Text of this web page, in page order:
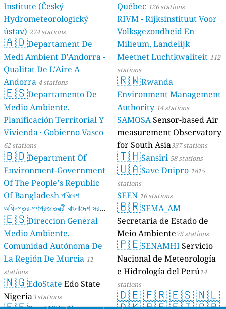
Institute (Český
Hydrometeorologický
ústav) 274 stations
🇦🇩Departament De
Medi Ambient D'Andorra -
Qualitat De L'Aire A
Andorra 4 stations
🇪🇸Departamento De
Medio Ambiente,
Planificación Territorial Y
Vivienda · Gobierno Vasco
62 stations
🇧🇩Department Of
Environment-Government
Of The People's Republic
Of Bangladesh পরিবেশ
অধিদপ্তর-গণপ্রজাতন্ত্রী বাংলাদেশ সরকার
17 stations
🇪🇸Direccion General
Medio Ambiente,
Comunidad Autónoma De
La Región De Murcia 11
stations
🇳🇬EdoState Edo State
Nigeria3 stations
Québec 126 stations
RIVM - Rijksinstituut Voor
Volksgezondheid En
Milieum, Landelijk
Meetnet Luchtkwaliteit 112
stations
🇷🇼Rwanda
Environment Management
Authority 14 stations
SAMOSASensor-based Air
measurement Observatory
for South Asia337 stations
🇹🇭Sansiri 58 stations
🇺🇦Save Dnipro 1815
stations
SEEN 16 stations
🇧🇷SEMA_AM
Secretaria de Estado de
Meio Ambiente75 stations
🇵🇪SENAMHIServicio
Nacional de Meteorología
e Hidrología del Perú14
stations
🇩🇪🇫🇷🇪🇸🇳🇱